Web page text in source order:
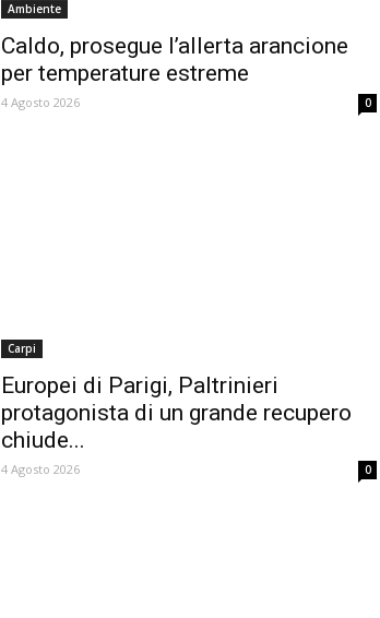
Ambiente
Caldo, prosegue l’allerta arancione
per temperature estreme
4 Agosto 2026 0
Carpi
Europei di Parigi, Paltrinieri
protagonista di un grande recupero
chiude...
4 Agosto 2026 0